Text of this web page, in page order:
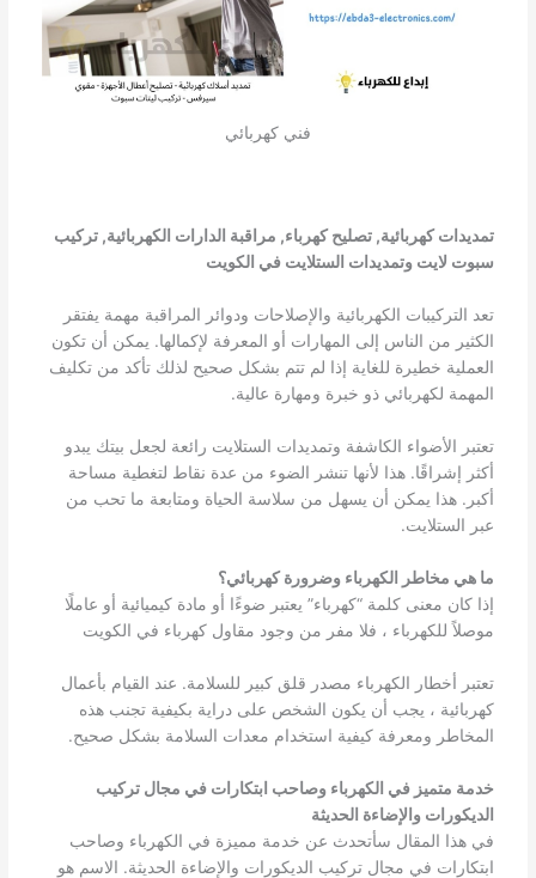
فني كهربائي
تمديدات كهربائية, تصليح كهرباء, مراقبة الدارات الكهربائية, تركيب
سبوت لايت وتمديدات الستلايت في الكويت
تعد التركيبات الكهربائية والإصلاحات ودوائر المراقبة مهمة يفتقر
الكثير من الناس إلى المهارات أو المعرفة لإكمالها. يمكن أن تكون
العملية خطيرة للغاية إذا لم تتم بشكل صحيح لذلك تأكد من تكليف
المهمة لكهربائي ذو خبرة ومهارة عالية.
تعتبر الأضواء الكاشفة وتمديدات الستلايت رائعة لجعل بيتك يبدو
أكثر إشراقًا. هذا لأنها تنشر الضوء من عدة نقاط لتغطية مساحة
أكبر. هذا يمكن أن يسهل من سلاسة الحياة ومتابعة ما تحب من
عبر الستلايت.
ما هي مخاطر الكهرباء وضرورة كهربائي؟
إذا كان معنى كلمة “كهرباء” يعتبر ضوءًا أو مادة كيميائية أو عاملًا
موصلاً للكهرباء ، فلا مفر من وجود مقاول كهرباء في الكويت
تعتبر أخطار الكهرباء مصدر قلق كبير للسلامة. عند القيام بأعمال
كهربائية ، يجب أن يكون الشخص على دراية بكيفية تجنب هذه
المخاطر ومعرفة كيفية استخدام معدات السلامة بشكل صحيح.
خدمة متميز في الكهرباء وصاحب ابتكارات في مجال تركيب
الديكورات والإضاءة الحديثة
في هذا المقال سأتحدث عن خدمة مميزة في الكهرباء وصاحب
ابتكارات في مجال تركيب الديكورات والإضاءة الحديثة. الاسم هو